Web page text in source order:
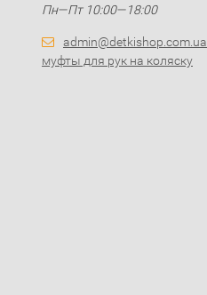
Пн—Пт 10:00—18:00
admin@detkishop.com.ua
муфты для рук на коляску